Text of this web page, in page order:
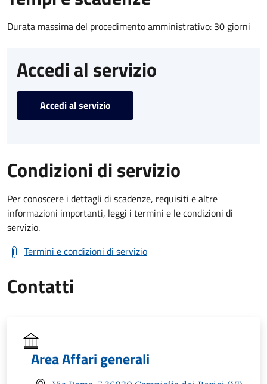
Durata massima del procedimento amministrativo: 30 giorni
Accedi al servizio
Accedi al servizio
Condizioni di servizio
Per conoscere i dettagli di scadenze, requisiti e altre
informazioni importanti, leggi i termini e le condizioni di
servizio.
Termini e condizioni di servizio
Contatti
Area Affari generali